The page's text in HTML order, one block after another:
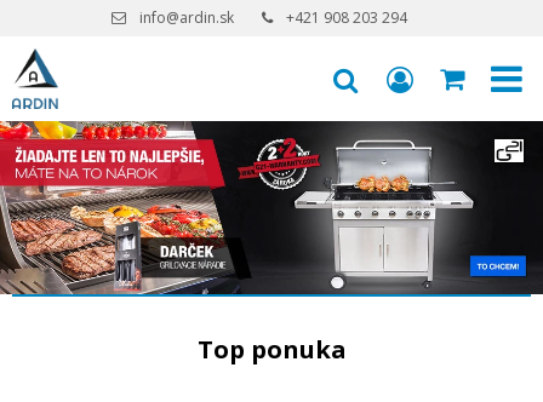
info@ardin.sk +421 908 203 294
Top ponuka